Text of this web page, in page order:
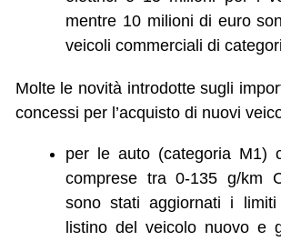
mentre 10 milioni di euro
veicoli commerciali di
Molte le novità introdotte sugli
concessi per l’acquisto di nuovi
per le auto (categoria M1)
comprese tra 0-135 g/km
sono stati aggiornati i
listino del veicolo nuovo e